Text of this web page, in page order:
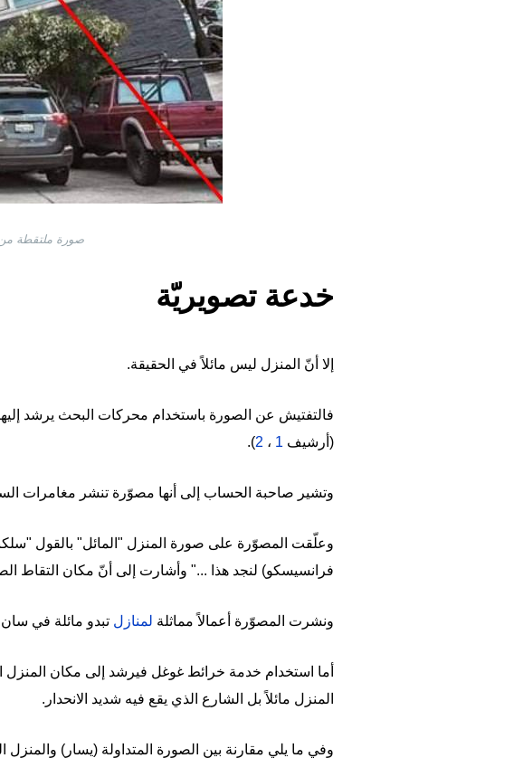
صورة ملتقطة من الشاشة في 17
خدعة تصويريّة
إلا أنّ المنزل ليس مائلاً في الحقيقة.
فالتفتيش عن الصورة باستخدام محركات البحث يرشد
(أرشيف 1 ، 2
).
وتشير صاحبة الحساب إلى أنها مصوّرة تنشر مغامرات
وعلّقت المصوّرة على صورة المنزل "المائل" بالقول
فرانسيسكو) لنجد هذا ..." وأشارت إلى أنّ مكان التقاط
ونشرت المصوّرة أعمالاً مماثلة لمنازل تبدو مائلة في
أما استخدام خدمة خرائط غوغل فيرشد إلى مكان
المنزل مائلاً بل الشارع الذي يقع فيه شديد الانحدار.
وفي ما يلي مقارنة بين الصورة المتداولة (يسار)